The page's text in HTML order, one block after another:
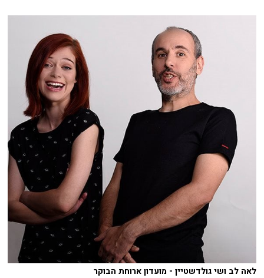
לאה לב ושי גולדשטיין - מועדון ארוחת הבוקר